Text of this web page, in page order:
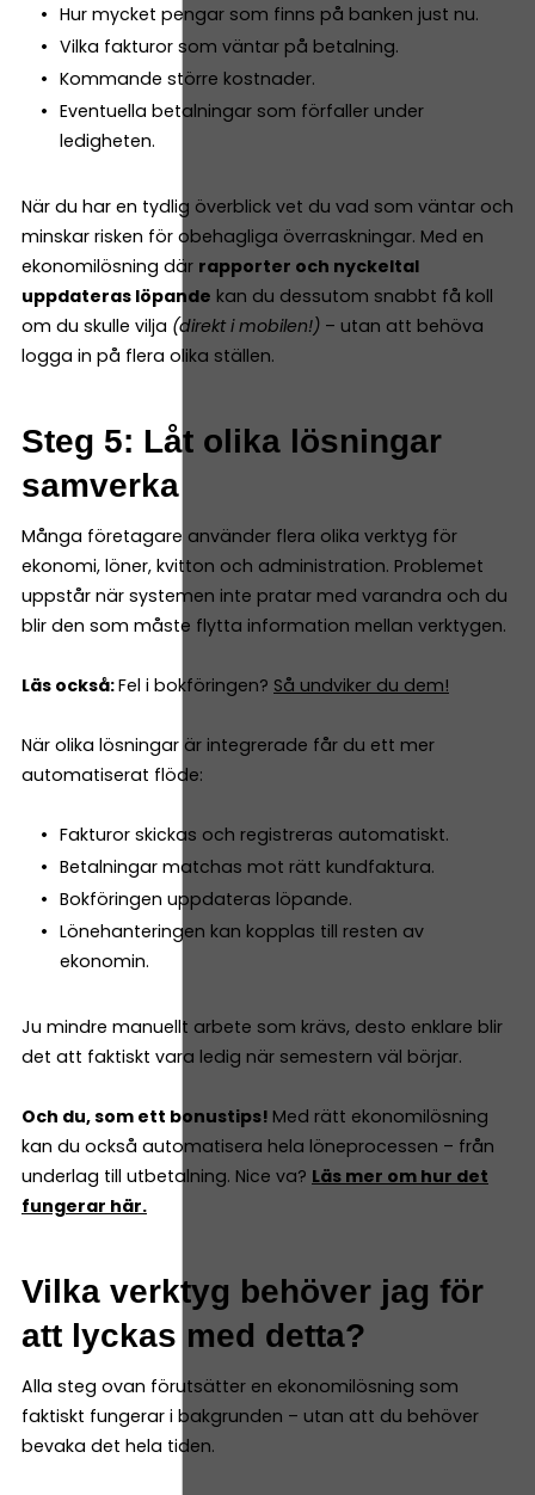
Hur mycket pengar som finns på banken just nu.
Vilka fakturor som väntar på betalning.
Kommande större kostnader.
Eventuella betalningar som förfaller under
ledigheten.
När du har en tydlig överblick vet du vad som väntar och
minskar risken för obehagliga överraskningar. Med en
ekonomilösning där rapporter och nyckeltal
uppdateras löpande kan du dessutom snabbt få koll
om du skulle vilja (direkt i mobilen!) – utan att behöva
logga in på flera olika ställen.
Steg 5: Låt olika lösningar
samverka
Många företagare använder flera olika verktyg för
ekonomi, löner, kvitton och administration. Problemet
uppstår när systemen inte pratar med varandra och du
blir den som måste flytta information mellan verktygen.
Läs också:Fel i bokföringen? Så undviker du dem!
När olika lösningar är integrerade får du ett mer
automatiserat flöde:
Fakturor skickas och registreras automatiskt.
Betalningar matchas mot rätt kundfaktura.
Bokföringen uppdateras löpande.
Lönehanteringen kan kopplas till resten av
ekonomin.
Ju mindre manuellt arbete som krävs, desto enklare blir
det att faktiskt vara ledig när semestern väl börjar.
Och du, som ett bonustips! Med rätt ekonomilösning
kan du också automatisera hela löneprocessen – från
underlag till utbetalning. Nice va? Läs mer om hur det
fungerar här.
Vilka verktyg behöver jag för
att lyckas med detta?
Alla steg ovan förutsätter en ekonomilösning som
faktiskt fungerar i bakgrunden – utan att du behöver
bevaka det hela tiden.